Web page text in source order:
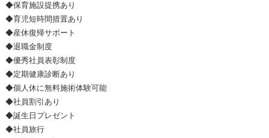
◆保育施設提携あり
◆育児短時間措置あり
◆産休復帰サポート
◆退職金制度
◆優秀社員表彰制度
◆定期健康診断あり
◆個人休に無料施術体験可能
◆社員割引あり
◆誕生日プレゼント
◆社員旅行